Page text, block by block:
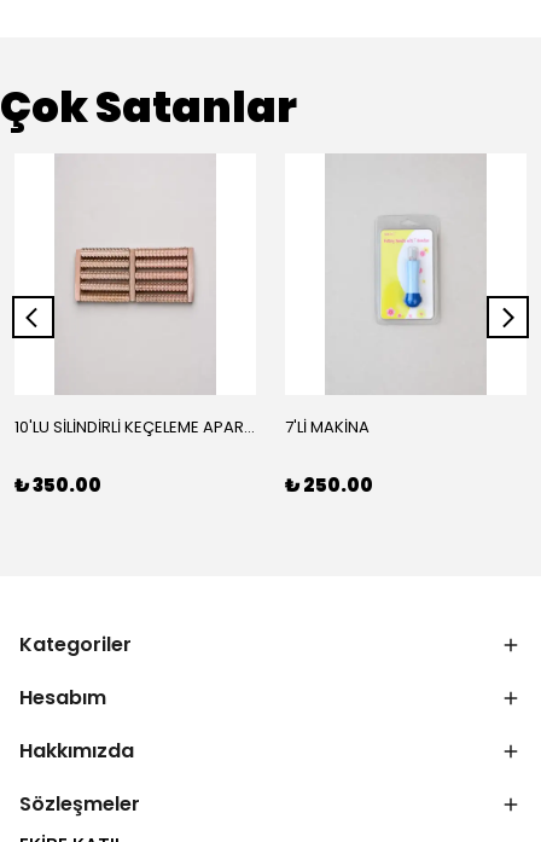
Çok Satanlar
10'LU SİLİNDİRLİ KEÇELEME APARATI
₺ 350.00
7'Lİ MAKİNA
₺ 250.00
Kategoriler
Hesabım
Hakkımızda
Sözleşmeler